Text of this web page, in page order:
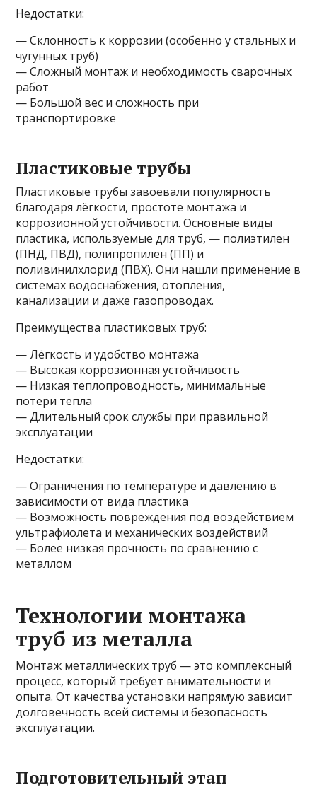
Недостатки:
— Склонность к коррозии (особенно у стальных и
чугунных труб)
— Сложный монтаж и необходимость сварочных
работ
— Большой вес и сложность при
транспортировке
Пластиковые трубы
Пластиковые трубы завоевали популярность
благодаря лёгкости, простоте монтажа и
коррозионной устойчивости. Основные виды
пластика, используемые для труб, — полиэтилен
(ПНД, ПВД), полипропилен (ПП) и
поливинилхлорид (ПВХ). Они нашли применение в
системах водоснабжения, отопления,
канализации и даже газопроводах.
Преимущества пластиковых труб:
— Лёгкость и удобство монтажа
— Высокая коррозионная устойчивость
— Низкая теплопроводность, минимальные
потери тепла
— Длительный срок службы при правильной
эксплуатации
Недостатки:
— Ограничения по температуре и давлению в
зависимости от вида пластика
— Возможность повреждения под воздействием
ультрафиолета и механических воздействий
— Более низкая прочность по сравнению с
металлом
Технологии монтажа
труб из металла
Монтаж металлических труб — это комплексный
процесс, который требует внимательности и
опыта. От качества установки напрямую зависит
долговечность всей системы и безопасность
эксплуатации.
Подготовительный этап